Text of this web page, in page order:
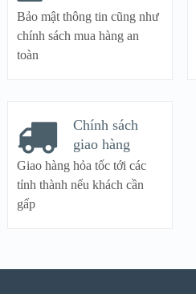
Bảo mật thông tin cũng như
chính sách mua hàng an
toàn
Chính sách
giao hàng
Giao hàng hỏa tốc tới các
tỉnh thành nếu khách cần
gấp